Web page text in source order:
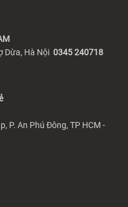
Dừa, Hà Nội 0345 240718
P. An Phú Đông, TP HCM -